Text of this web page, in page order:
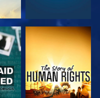
TITTA